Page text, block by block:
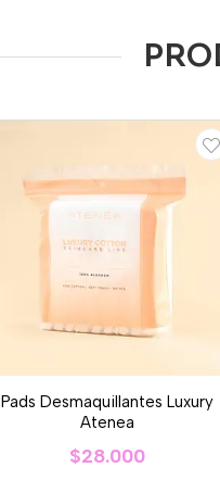
Pads Desmaquillantes Luxury
Atenea
$28.000